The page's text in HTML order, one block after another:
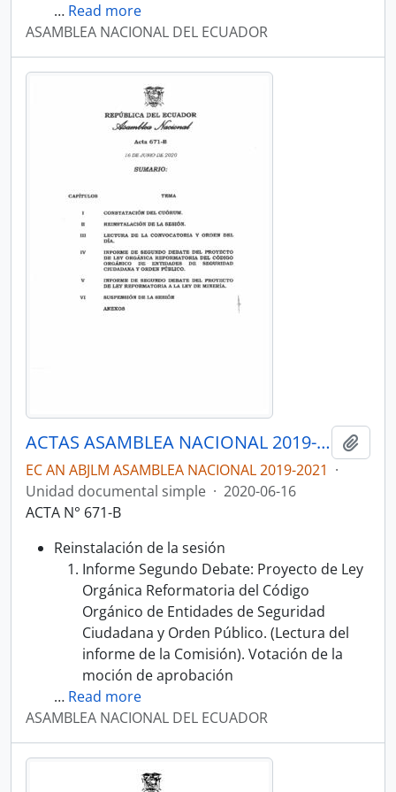
… Read more
ASAMBLEA NACIONAL DEL ECUADOR
ACTAS ASAMBLEA NACIONAL 2019-2021
EC AN ABJLM ASAMBLEA NACIONAL 2019-2021 ·
Unidad documental simple · 2020-06-16
ACTA N° 671-B
Reinstalación de la sesión
Informe Segundo Debate: Proyecto de Ley
Orgánica Reformatoria del Código
Orgánico de Entidades de Seguridad
Ciudadana y Orden Público. (Lectura del
informe de la Comisión). Votación de la
moción de aprobación
… Read more
ASAMBLEA NACIONAL DEL ECUADOR